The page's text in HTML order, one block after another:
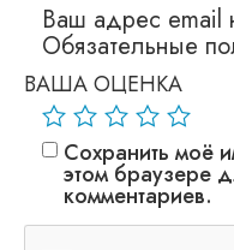
Ваш адрес email
Обязательные
ВАША ОЦЕНКА
Сохранить моё
этом браузере
комментариев.